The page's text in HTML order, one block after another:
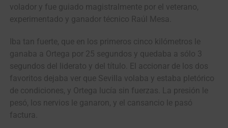
volador y fue guiado magistralmente por el veterano,
experimentado y ganador técnico Raúl Mesa.
Iba tan fuerte, que en los primeros cinco kilómetros le
ganaba a Ortega por 25 segundos y quedaba a sólo 3
segundos del liderato y del título. El accionar de los dos
favoritos dejaba ver que Sevilla volaba y estaba pletórico
de condiciones, y Ortega lucía sin fuerzas. La presión le
pesó, los nervios le ganaron, y el cansancio le pasó
factura.